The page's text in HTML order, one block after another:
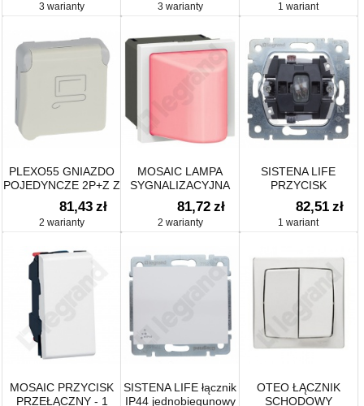
3 warianty 3 warianty 1 wariant
PLEXO55 GNIAZDO
POJEDYNCZE 2P+Z Z
BLOKADĄ
81,43 zł
2 warianty
MOSAIC LAMPA
SYGNALIZACYJNA
TRÓJKĄTNA - 2
MODUŁY
81,72 zł
2 warianty
SISTENA LIFE
PRZYCISK
JEDNOBIEGUNOWY
Z PODŚWIETLENIEM
10A-250V~
82,51 zł
1 wariant
MOSAIC PRZYCISK
PRZEŁĄCZNY - 1
SISTENA LIFE łącznik
IP44 jednobiegunowy
OTEO ŁĄCZNIK
SCHODOWY